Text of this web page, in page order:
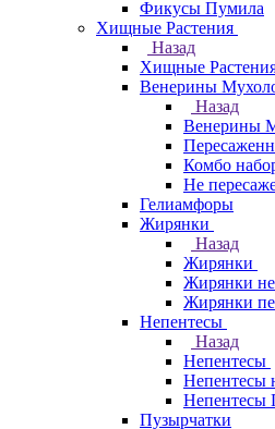
Фикусы Пумила
Хищные Растения
Назад
Хищные
Венерины
Назад
Венерины
Комбо
Не
Гелиамфоры
Жирянки
Назад
Жирянки
Жирянки
Жирянки
Непентесы
Назад
Непентесы
Непентесы
Непентесы
Пузырчатки